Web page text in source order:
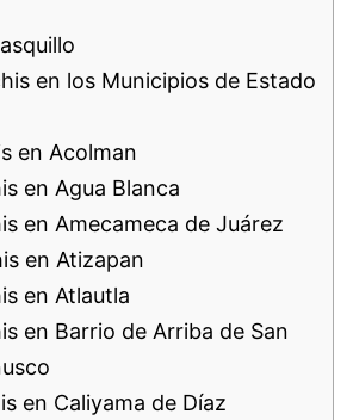
en los Municipios de Estado
en Acolman
en Agua Blanca
en Amecameca de Juárez
en Atizapan
en Atlautla
en Barrio de Arriba de San
en Caliyama de Díaz